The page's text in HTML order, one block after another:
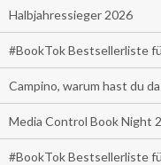
Halbjahressieger 2026
#BookTok Bestsellerliste
Campino, warum hast du
Media Control Book Night
#BookTok Bestsellerliste